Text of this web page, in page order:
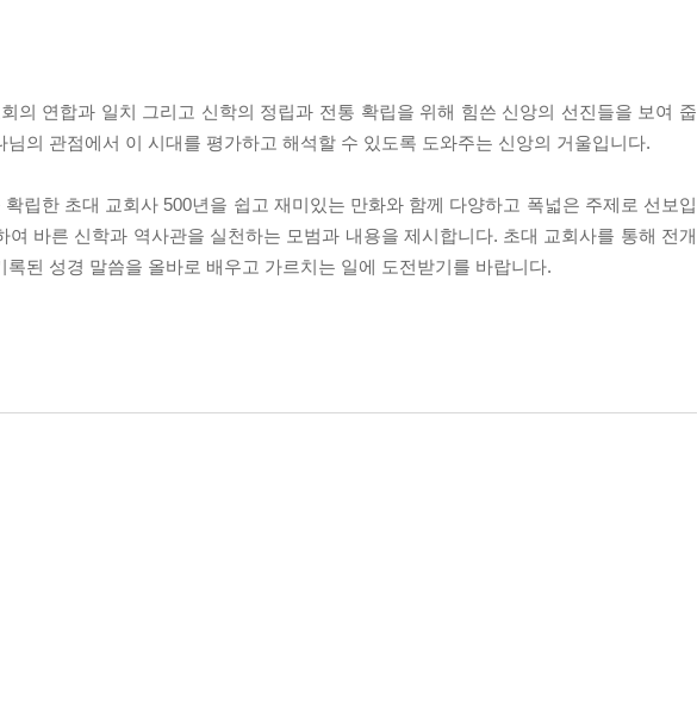
의 연합과 일치 그리고 신학의 정립과 전통 확립을 위해 힘쓴 신앙의 선진들을 보여 줍
의 관점에서 이 시대를 평가하고 해석할 수 있도록 도와주는 신앙의 거울입니다.
립한 초대 교회사 500년을 쉽고 재미있는 만화와 함께 다양하고 폭넓은 주제로 선보입
바른 신학과 역사관을 실천하는 모범과 내용을 제시합니다. 초대 교회사를 통해 전개
된 성경 말씀을 올바로 배우고 가르치는 일에 도전받기를 바랍니다.